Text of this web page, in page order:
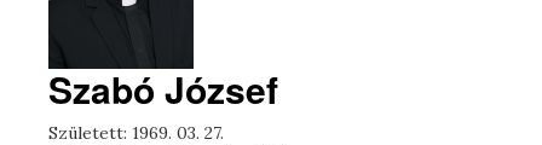
Szabó József
Született: 1969. 03. 27.